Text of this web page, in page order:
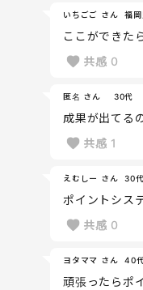
いちごご さん 福
ここができた
共感 0
匿名 さん 30代
成果が出てる
共感 1
えむしー さん 30代
ポイントシス
共感 0
ヨタママ さん 40
頑張ったらポ